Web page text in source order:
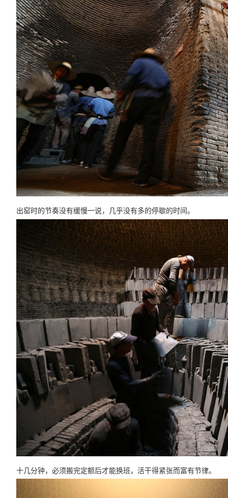
出窑时的节奏没有缓慢一说，几乎没有多的停歇的时间。
十几分钟，必须搬完定额后才能换班，活干得紧张而富有节律。